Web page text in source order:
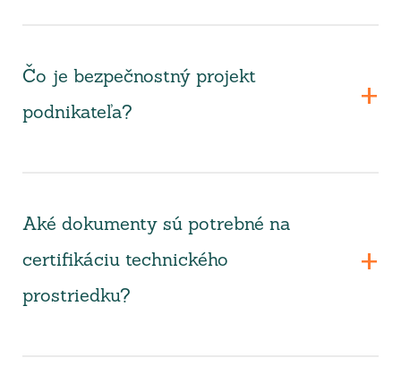
Čo je bezpečnostný projekt
podnikateľa?
Aké dokumenty sú potrebné na
certifikáciu technického
prostriedku?